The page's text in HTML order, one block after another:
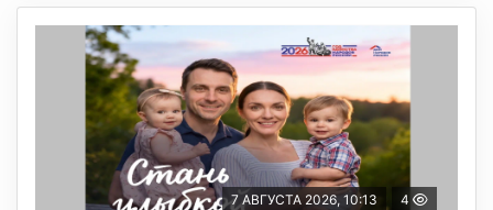
7 АВГУСТА 2026, 10:13 4